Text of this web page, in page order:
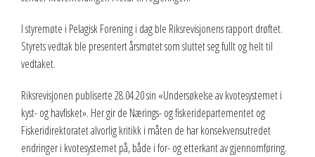
I styremøte i Pelagisk Forening i dag ble Riksrevisjonens rapport drøftet.
Styrets vedtak ble presentert årsmøtet som sluttet seg fullt og helt til
vedtaket.
Riksrevisjonen publiserte 28.04.20 sin «Undersøkelse av kvotesystemet i
kyst- og havfisket». Her gir de Nærings- og fiskeridepartementet og
Fiskeridirektoratet alvorlig kritikk i måten de har konsekvensutredet
endringer i kvotesystemet på, både i for- og etterkant av gjennomføring.